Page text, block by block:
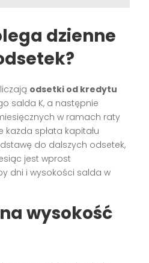
dzienne
odsetki od kredytu
salda K, a następnie
w ramach raty
każda spłata kapitału
do dalszych odsetek,
jest wprost
dni i wysokości salda w
wysokość